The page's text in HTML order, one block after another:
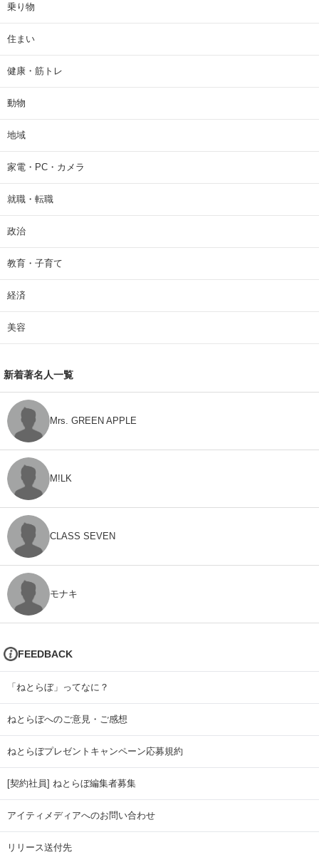
乗り物
住まい
健康・筋トレ
動物
地域
家電・PC・カメラ
就職・転職
政治
教育・子育て
経済
美容
新着著名人一覧
Mrs. GREEN APPLE
M!LK
CLASS SEVEN
モナキ
FEEDBACK
「ねとらぼ」ってなに？
ねとらぼへのご意見・ご感想
ねとらぼプレゼントキャンペーン応募規約
[契約社員] ねとらぼ編集者募集
アイティメディアへのお問い合わせ
リリース送付先